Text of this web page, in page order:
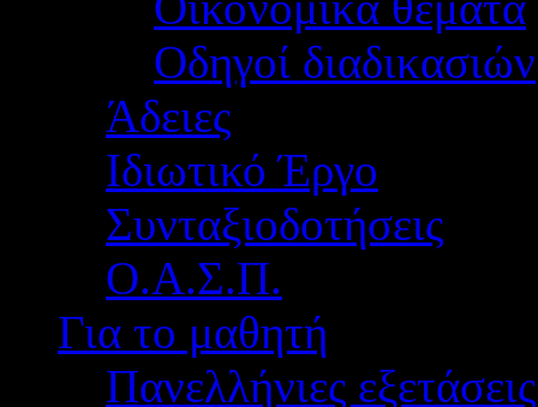
Οδηγοί διαδικασιών
Άδειες
Ιδιωτικό Έργο
Συνταξιοδοτήσεις
Ο.Α.Σ.Π.
Για το μαθητή
Πανελλήνιες εξετάσεις